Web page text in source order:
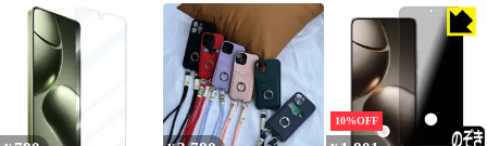
ソフト ケース
【Color】ネイビー
10%OFF